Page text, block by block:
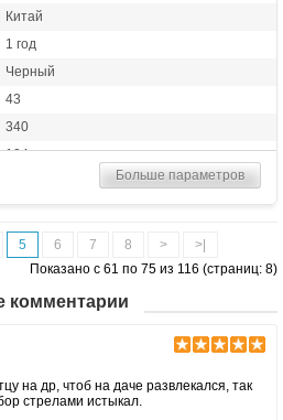
Китай
1 год
Черный
43
340
104
20
88
Полная: оптический прицел 4х32, кивер,
тактическая рукоять, ремень, воск;
Конструкция булл-пап, защита от
Больше параметров
5 6 7 8 >
>|
Показано с 61 по 75 из 116 (страниц: 8)
комментарии
на др, чтоб на даче развлекался, так
стрелами истыкал.